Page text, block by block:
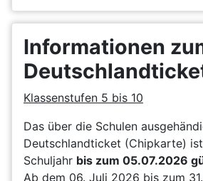
Informationen
Klassenstufen 5 bis 10
Das über die Schulen
Deutschlandticket (Chipkarte)
Schuljahr bis zum 05.07.2026
Ab dem 06. Juli 2026 bis zum